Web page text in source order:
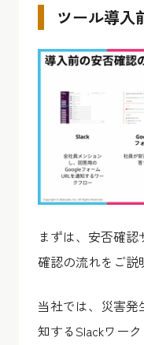
ツール導入
まずは、安否確
確認の流れをご説
当社では、災害発
知するSlackワー